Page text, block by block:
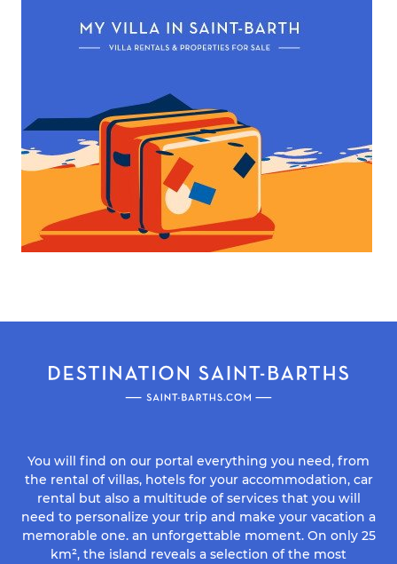
You will find on our portal everything you need, from
the rental of villas, hotels for your accommodation, car
rental but also a multitude of services that you will
need to personalize your trip and make your vacation a
memorable one. an unforgettable moment. On only 25
km², the island reveals a selection of the most